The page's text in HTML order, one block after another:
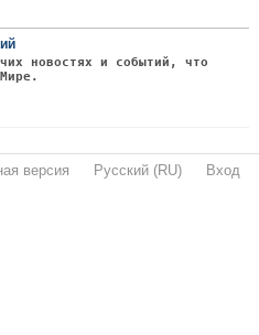
новостях и событий, что
версия Русский (RU) Вход